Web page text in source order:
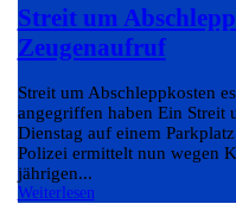
Streit um
Zeugenaufruf
Streit um Abschleppkosten
angegriffen haben Ein Streit
Dienstag auf einem
Polizei ermittelt nun wegen
jährigen...
Weiterlesen